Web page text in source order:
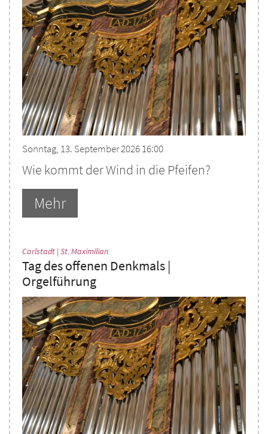
Sonntag, 13. September 2026 16:00
Wie kommt der Wind in die Pfeifen?
Mehr
Carlstadt | St. Maximilian:
Tag des offenen Denkmals |
Orgelführung